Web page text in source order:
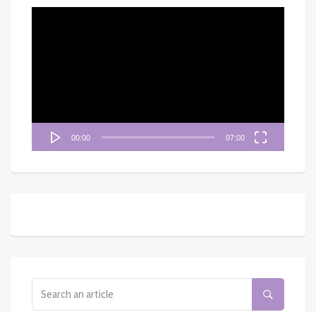
00:00 07:00